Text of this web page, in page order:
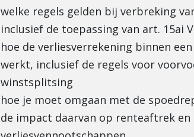
welke regels gelden bij verbreking
inclusief de toepassing van art. 15ai
hoe de verliesverrekening binnen
werkt, inclusief de regels voor
winstsplitsing
hoe je moet omgaan met de
de impact daarvan op renteaftrek en